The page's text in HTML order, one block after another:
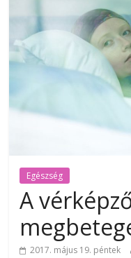
Egészség
A
2017. május 19. péntek